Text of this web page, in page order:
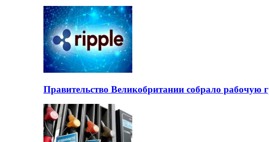
Правительство Великобритании собрало рабочую